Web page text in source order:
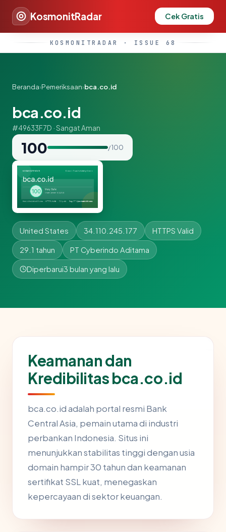
KosmonitRadar Cek Gratis
KOSMONITRADAR · ISSUE 68
Beranda›Pemeriksaan›bca.co.id
bca.co.id
#49633F7D · Sangat Aman
100 / 100
United States 34.110.245.177 HTTPS Valid
29.1 tahun PT Cyberindo Aditama
Diperbarui3 bulan yang lalu
Keamanan dan
Kredibilitas bca.co.id
bca.co.id adalah portal resmi Bank
Central Asia, pemain utama di industri
perbankan Indonesia. Situs ini
menunjukkan stabilitas tinggi dengan usia
domain hampir 30 tahun dan keamanan
sertifikat SSL kuat, menegaskan
kepercayaan di sektor keuangan.